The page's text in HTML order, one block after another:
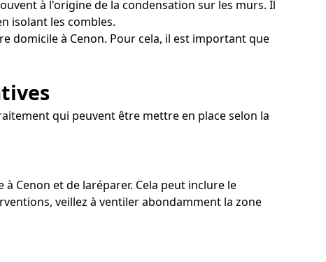
à l'origine de la condensation sur les murs. Il
isolant les combles.
domicile à Cenon. Pour cela, il est important que
qui peuvent être mettre en place selon la
Cenon et de laréparer. Cela peut inclure le
veillez à ventiler abondamment la zone